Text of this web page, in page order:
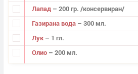
Лапад – 200 гр. /консервиран/
Газирана вода – 300 мл.
Лук – 1 гл.
Олио – 200 мл.